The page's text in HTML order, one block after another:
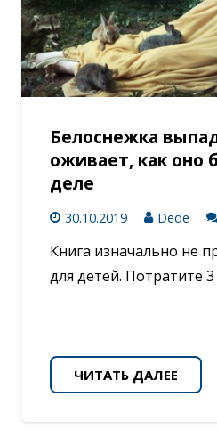
Белоснежка
оживает, как оно
деле
30.10.2019 Dede
Книга изначально не
для детей. Потратите
ЧИТАТЬ ДАЛЕЕ